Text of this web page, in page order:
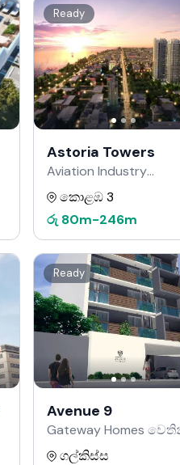
Ready
Astoria Towers
Aviation Industry
Corporation of China
වෙතින්
කොළඹ 3
රු 80m-246m
Ready
Avenue 9
Gateway Homes
ගල්කිස්ස